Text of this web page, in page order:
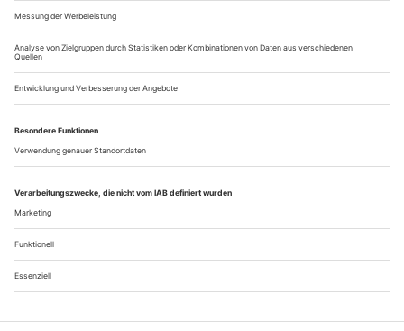
Impressum & Vorschau
Der direkte Weg zu tanz – Vorschau auf kommende Ausgaben
im dezember: william forsythe
ist zurück. Die Stadt Frankfurt ehrt den Choreografen bis
zum 31. Januar mit der Ausstellung «The Fact of Matter» im
Museum für Moderne Kunst. Genau 30 Jahre lang wirkte
Forsythe stilbildend in der Main-Metropole. Zuletzt verließ er
seine Kompanie, die nun als Dresden Frankfurt Dance
Company mit Jacopo Godani eigene Wege geht. Neue...
Über uns Kontakt Kritikerumfrage Newsletter